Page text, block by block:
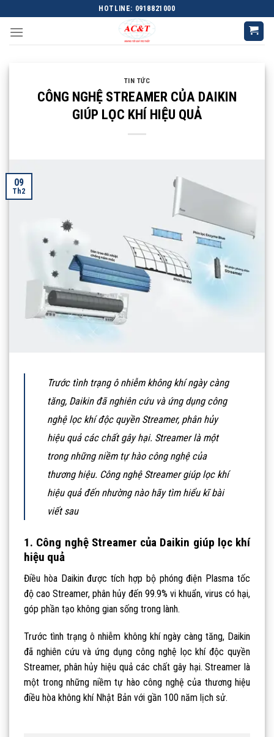
content
HOTLINE: 0918821000
TIN TỨC
CÔNG NGHỆ STREAMER CỦA DAIKIN
GIÚP LỌC KHÍ HIỆU QUẢ
09
Th2
Trước tình trạng ô nhiễm không khí ngày càng
tăng, Daikin đã nghiên cứu và ứng dụng công
nghệ lọc khí độc quyền Streamer, phân hủy
hiệu quả các chất gây hại. Streamer là một
trong những niềm tự hào công nghệ của
thương hiệu. Công nghệ Streamer giúp lọc khí
hiệu quả đến nhường nào hãy tìm hiểu kĩ bài
viết sau
1. Công nghệ Streamer của Daikin giúp lọc khí
hiệu quả
Điều hòa Daikin được tích hợp bộ phóng điện Plasma tốc
độ cao Streamer, phân hủy đến 99.9% vi khuẩn, virus có hại,
góp phần tạo không gian sống trong lành.
Trước tình trạng ô nhiễm không khí ngày càng tăng, Daikin
đã nghiên cứu và ứng dụng công nghệ lọc khí độc quyền
Streamer, phân hủy hiệu quả các chất gây hại. Streamer là
một trong những niềm tự hào công nghệ của thương hiệu
điều hòa không khí Nhật Bản với gần 100 năm lịch sử.